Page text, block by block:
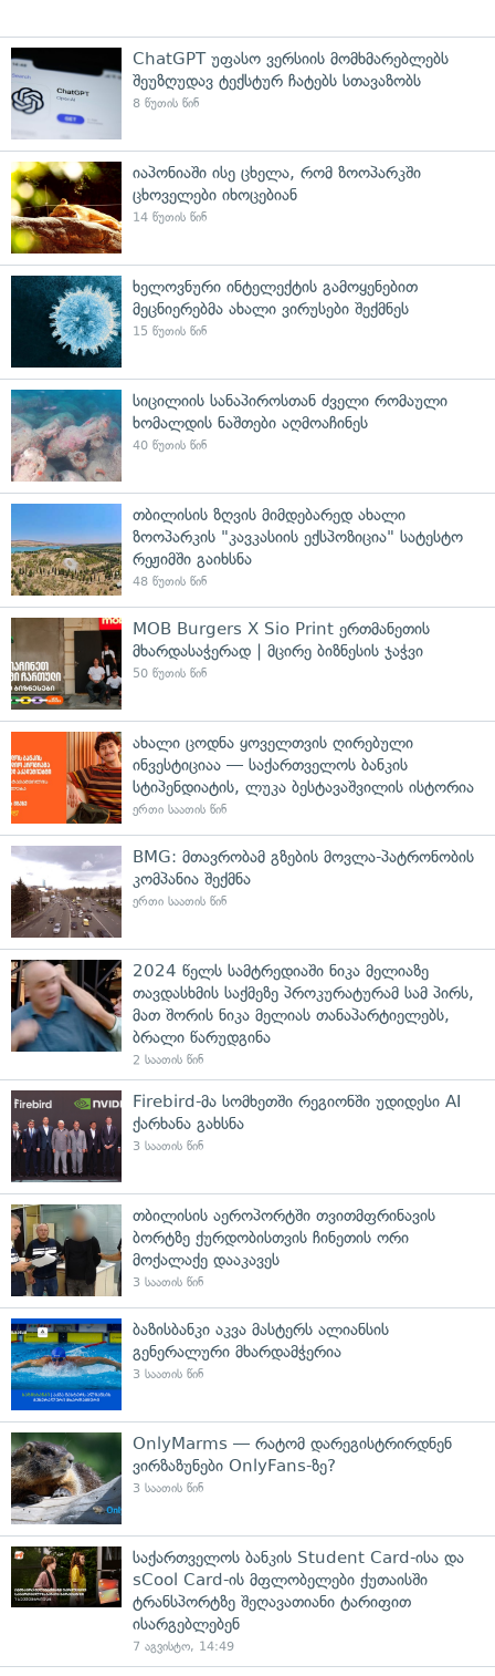
ChatGPT უფასო ვერსიის მომხმარებლებს
შეუზღუდავ ტექსტურ ჩატებს სთავაზობს
8 წუთის წინ
იაპონიაში ისე ცხელა, რომ ზოოპარკში
ცხოველები იხოცებიან
14 წუთის წინ
ხელოვნური ინტელექტის გამოყენებით
მეცნიერებმა ახალი ვირუსები შექმნეს
15 წუთის წინ
სიცილიის სანაპიროსთან ძველი რომაული
ხომალდის ნაშთები აღმოაჩინეს
40 წუთის წინ
თბილისის ზღვის მიმდებარედ ახალი
ზოოპარკის "კავკასიის ექსპოზიცია" სატესტო
რეჟიმში გაიხსნა
48 წუთის წინ
MOB Burgers X Sio Print ერთმანეთის
მხარდასაჭერად | მცირე ბიზნესის ჯაჭვი
50 წუთის წინ
ახალი ცოდნა ყოველთვის ღირებული
ინვესტიციაა — საქართველოს ბანკის
სტიპენდიატის, ლუკა ბესტავაშვილის ისტორია
ერთი საათის წინ
BMG: მთავრობამ გზების მოვლა-პატრონობის
კომპანია შექმნა
ერთი საათის წინ
2024 წელს სამტრედიაში ნიკა მელიაზე
თავდასხმის საქმეზე პროკურატურამ სამ პირს,
მათ შორის ნიკა მელიას თანაპარტიელებს,
ბრალი წარუდგინა
2 საათის წინ
Firebird-მა სომხეთში რეგიონში უდიდესი AI
ქარხანა გახსნა
3 საათის წინ
თბილისის აეროპორტში თვითმფრინავის
ბორტზე ქურდობისთვის ჩინეთის ორი
მოქალაქე დააკავეს
3 საათის წინ
ბაზისბანკი აკვა მასტერს ალიანსის
გენერალური მხარდამჭერია
3 საათის წინ
OnlyMarms — რატომ დარეგისტრირდნენ
ვირზაზუნები OnlyFans-ზე?
3 საათის წინ
საქართველოს ბანკის Student Card-ისა და
sCool Card-ის მფლობელები ქუთაისში
ტრანსპორტზე შეღავათიანი ტარიფით
ისარგებლებენ
7 აგვისტო, 14:49